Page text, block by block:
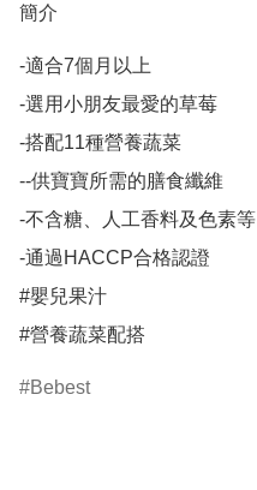
簡介
-適合7個月以上
-選用小朋友最愛的草莓
-搭配11種營養蔬菜
--供寶寶所需的膳食纖維
-不含糖、人工香料及色素等
-通過HACCP合格認證
#嬰兒果汁
#營養蔬菜配搭
Bebest